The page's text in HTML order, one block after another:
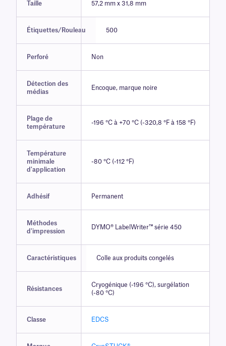
Taille 57,2 mm x 31,8 mm
Étiquettes/Rouleau 500
Perforé Non
Détection des
médias
Encoque, marque noire
Plage de
température
-196 °C à +70 °C (-320,8 °F à 158 °F)
Température
minimale
d'application
-80 °C (-112 °F)
Adhésif Permanent
Méthodes
d'impression
DYMO® LabelWriter™ série 450
Caractéristiques Colle aux produits congelés
Résistances
Cryogénique (-196 °C), surgélation
(-80 °C)
Classe EDCS